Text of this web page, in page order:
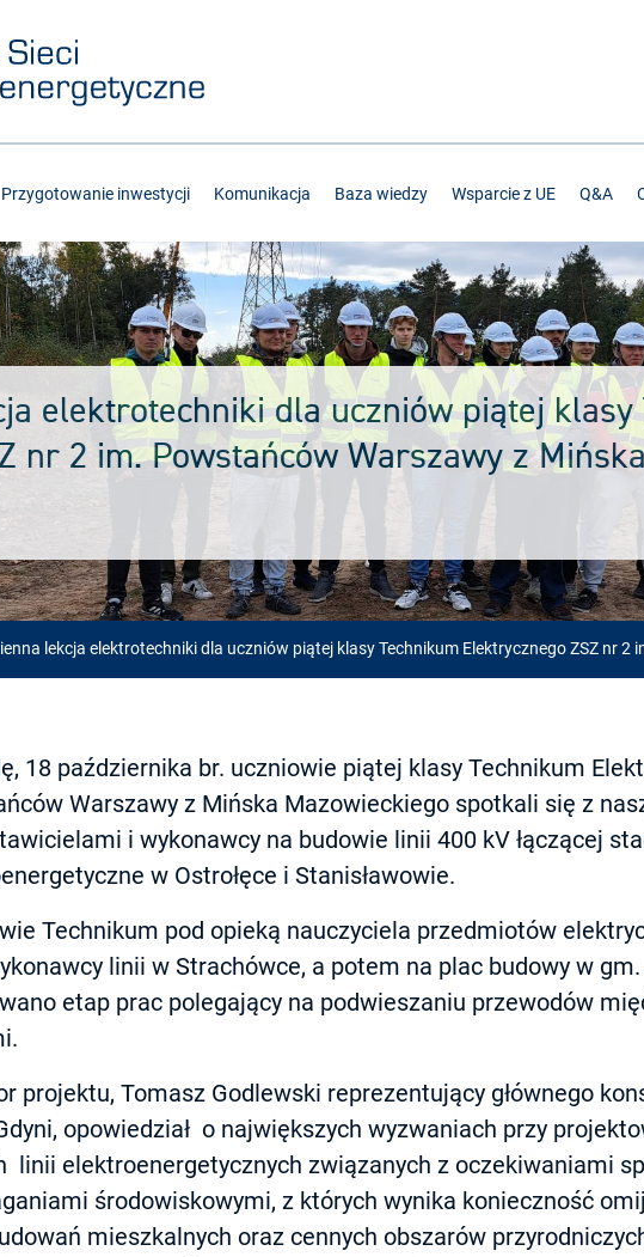
Przygotowanie inwestycji Komunikacja Baza wiedzy Wsparcie z UE Q&A
elektrotechniki dla uczniów piątej klasy
nr 2 im. Powstańców Warszawy z
lekcja elektrotechniki dla uczniów piątej klasy Technikum Elektrycznego ZSZ nr
18 października br. uczniowie piątej klasy Technikum
Warszawy z Mińska Mazowieckiego spotkali się z
i wykonawcy na budowie linii 400 kV łączącej
w Ostrołęce i Stanisławowie.
Technikum pod opieką nauczyciela przedmiotów
linii w Strachówce, a potem na plac budowy w
etap prac polegający na podwieszaniu przewodów
projektu, Tomasz Godlewski reprezentujący głównego
opowiedział o największych wyzwaniach przy
linii elektroenergetycznych związanych z oczekiwaniami
środowiskowymi, z których wynika konieczność
mieszkalnych oraz cennych obszarów